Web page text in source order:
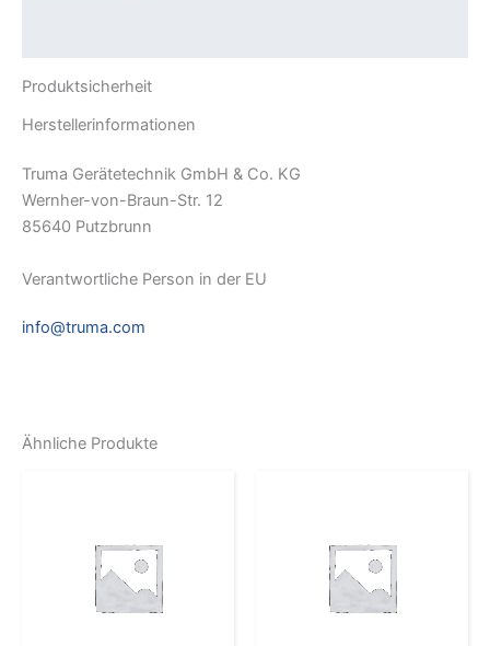
Produktsicherheit
Herstellerinformationen
Truma Gerätetechnik GmbH & Co. KG
Wernher-von-Braun-Str. 12
85640 Putzbrunn
Verantwortliche Person in der EU
info@truma.com
Ähnliche Produkte